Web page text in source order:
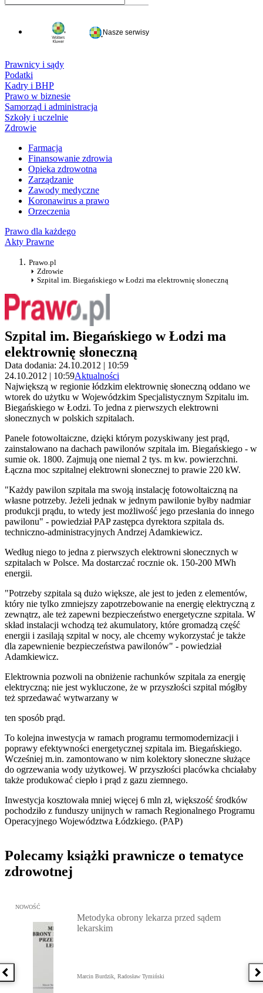
Nasze serwisy
Prawnicy i sądy
Podatki
Kadry i BHP
Prawo w biznesie
Samorząd i administracja
Szkoły i uczelnie
Zdrowie
Farmacja
Finansowanie zdrowia
Opieka zdrowotna
Zarządzanie
Zawody medyczne
Koronawirus a prawo
Orzeczenia
Prawo dla każdego
Akty Prawne
Prawo.pl
Zdrowie
Szpital im. Biegańskiego w Łodzi ma elektrownię słoneczną
Szpital im. Biegańskiego w Łodzi ma
elektrownię słoneczną
Data dodania: 24.10.2012 | 10:59
24.10.2012 | 10:59Aktualności
Największą w regionie łódzkim elektrownię słoneczną oddano we
wtorek do użytku w Wojewódzkim Specjalistycznym Szpitalu im.
Biegańskiego w Łodzi. To jedna z pierwszych elektrowni
słonecznych w polskich szpitalach.
Panele fotowoltaiczne, dzięki którym pozyskiwany jest prąd,
zainstalowano na dachach pawilonów szpitala im. Biegańskiego - w
sumie ok. 1800. Zajmują one niemal 2 tys. m kw. powierzchni.
Łączna moc szpitalnej elektrowni słonecznej to prawie 220 kW.
"Każdy pawilon szpitala ma swoją instalację fotowoltaiczną na
własne potrzeby. Jeżeli jednak w jednym pawilonie byłby nadmiar
produkcji prądu, to wtedy jest możliwość jego przesłania do innego
pawilonu" - powiedział PAP zastępca dyrektora szpitala ds.
techniczno-administracyjnych Andrzej Adamkiewicz.
Według niego to jedna z pierwszych elektrowni słonecznych w
szpitalach w Polsce. Ma dostarczać rocznie ok. 150-200 MWh
energii.
"Potrzeby szpitala są dużo większe, ale jest to jeden z elementów,
który nie tylko zmniejszy zapotrzebowanie na energię elektryczną z
zewnątrz, ale też zapewni bezpieczeństwo energetyczne szpitala. W
skład instalacji wchodzą też akumulatory, które gromadzą część
energii i zasilają szpital w nocy, ale chcemy wykorzystać je także
dla zapewnienie bezpieczeństwa pawilonów" - powiedział
Adamkiewicz.
Elektrownia pozwoli na obniżenie rachunków szpitala za energię
elektryczną; nie jest wykluczone, że w przyszłości szpital mógłby
też sprzedawać wytwarzany w
ten sposób prąd.
To kolejna inwestycja w ramach programu termomodernizacji i
poprawy efektywności energetycznej szpitala im. Biegańskiego.
Wcześniej m.in. zamontowano w nim kolektory słoneczne służące
do ogrzewania wody użytkowej. W przyszłości placówka chciałaby
także produkować ciepło i prąd z gazu ziemnego.
Inwestycja kosztowała mniej więcej 6 mln zł, większość środków
pochodziło z funduszy unijnych w ramach Regionalnego Programu
Operacyjnego Województwa Łódzkiego. (PAP)
Polecamy książki prawnicze o tematyce
zdrowotnej
Poprzednia książka
Przejdź do: Metodyka obrony lekarza przed sądem lekarskim,
NOWOŚĆ
Metodyka obrony lekarza przed sądem
lekarskim
Marcin Burdzik, Radosław Tymiński